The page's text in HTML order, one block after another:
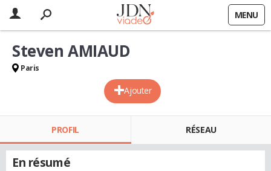
MENU
Ajouter
Steven AMIAUD
Paris
PROFIL RÉSEAU
En résumé